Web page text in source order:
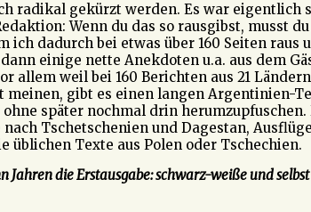
radikal gekürzt werden. Es war eigentlich
Wenn du das so rausgibst, musst
dadurch bei etwas über 160 Seiten
einige nette Anekdoten u.a. aus dem
allem weil bei 160 Berichten aus 21
gibt es einen langen Argentinien-
später nochmal drin
Tschetschenien und Dagestan,
üblichen Texte aus Polen oder Tschechien.
die Erstausgabe: schwarz-weiße und